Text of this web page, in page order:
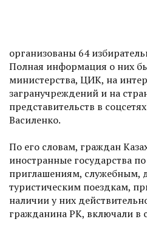
организованы 64
Полная информация о них
министерства, ЦИК, на
загранучреждений и на
представительств в
Василенко.
По его словам, граждан
иностранные государства
приглашениям, служебным,
туристическим поездкам,
наличии у них
гражданина РК, включали в